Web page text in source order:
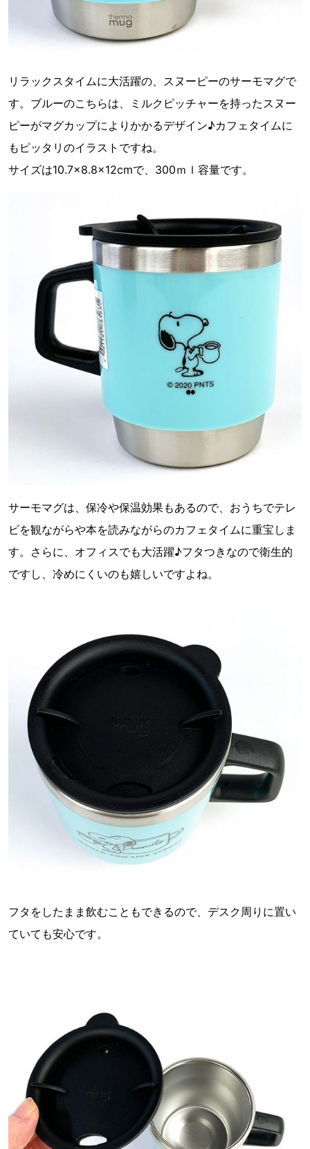
リラックスタイムに大活躍の、スヌーピーのサーモマグで
す。ブルーのこちらは、ミルクピッチャーを持ったスヌー
ピーがマグカップによりかかるデザイン♪カフェタイムに
もピッタリのイラストですね。
サイズは10.7×8.8×12cmで、300ｍｌ容量です。
サーモマグは、保冷や保温効果もあるので、おうちでテレ
ビを観ながらや本を読みながらのカフェタイムに重宝しま
す。さらに、オフィスでも大活躍♪フタつきなので衛生的
ですし、冷めにくいのも嬉しいですよね。
フタをしたまま飲むこともできるので、デスク周りに置い
ていても安心です。